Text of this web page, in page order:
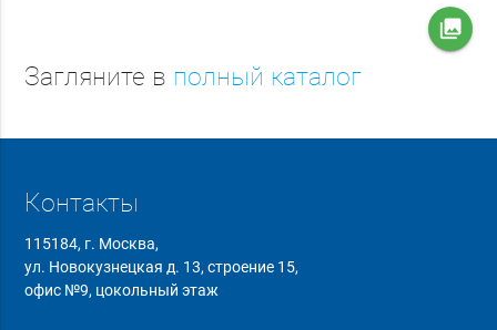
collections
Загляните в полный каталог
Контакты
115184, г. Москва,
ул. Новокузнецкая д. 13, строение 15,
офис №9, цокольный этаж